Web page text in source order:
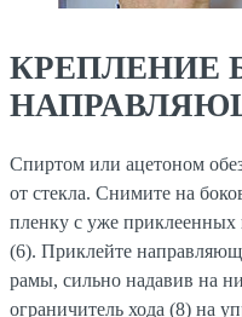
КРЕПЛЕНИЕ
Спиртом или ацетоном
от стекла. Снимите на
пленку с уже приклеенных
(6). Приклейте
рамы, сильно надавив на
ограничитель хода (8) на